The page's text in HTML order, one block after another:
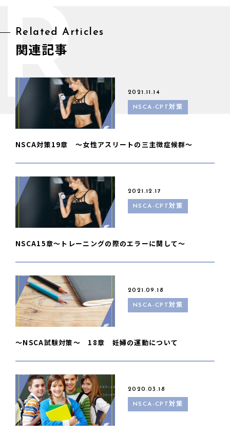
Related Articles
関連記事
2021.11.14
NSCA-CPT対策
NSCA対策19章 〜女性アスリートの三主徴症候群〜
2021.12.17
NSCA-CPT対策
NSCA15章〜トレーニングの際のエラーに関して〜
2021.09.18
NSCA-CPT対策
～NSCA試験対策～ 18章 妊婦の運動について
2020.03.18
NSCA-CPT対策